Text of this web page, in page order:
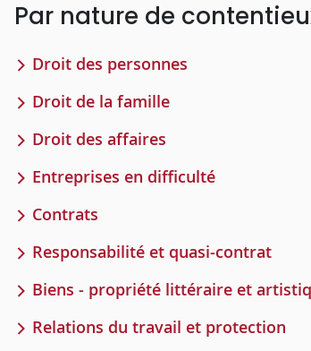
Par nature de
Droit des personnes
Droit de la famille
Droit des affaires
Entreprises en difficulté
Contrats
Responsabilité et quasi-contrat
Biens - propriété littéraire et
Relations du travail et protection